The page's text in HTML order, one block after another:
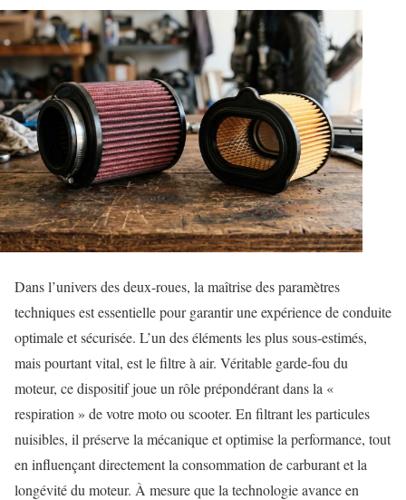
Dans l’univers des deux-roues, la maîtrise des paramètres
techniques est essentielle pour garantir une expérience de conduite
optimale et sécurisée. L’un des éléments les plus sous-estimés,
mais pourtant vital, est le filtre à air. Véritable garde-fou du
moteur, ce dispositif joue un rôle prépondérant dans la «
respiration » de votre moto ou scooter. En filtrant les particules
nuisibles, il préserve la mécanique et optimise la performance, tout
en influençant directement la consommation de carburant et la
longévité du moteur. À mesure que la technologie avance en